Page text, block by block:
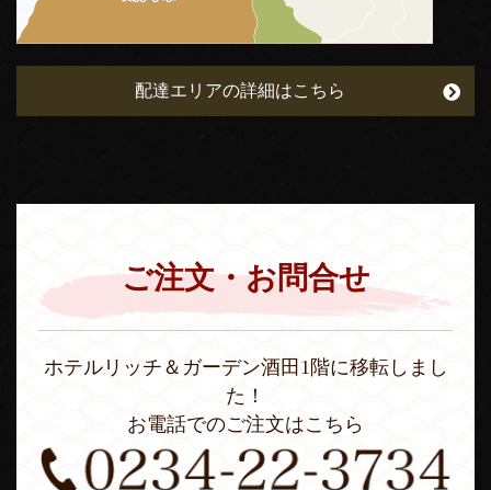
配達エリアの詳細はこちら
ご注文・お問合せ
ホテルリッチ＆ガーデン酒田1階に移転しまし
た！
お電話でのご注文はこちら